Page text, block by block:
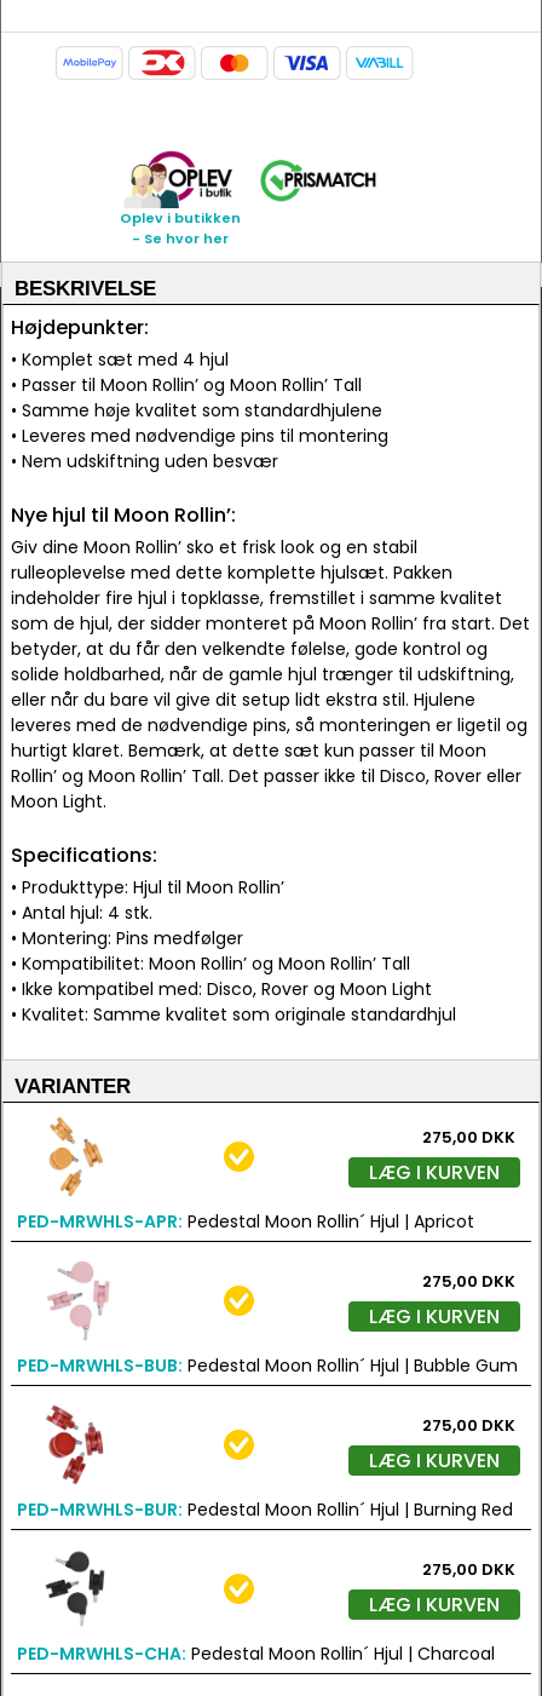
Oplev i butikken
- Se hvor her
BESKRIVELSE
Højdepunkter:
• Komplet sæt med 4 hjul
• Passer til Moon Rollin’ og Moon Rollin’ Tall
• Samme høje kvalitet som standardhjulene
• Leveres med nødvendige pins til montering
• Nem udskiftning uden besvær
Nye hjul til Moon Rollin’:
Giv dine Moon Rollin’ sko et frisk look og en stabil
rulleoplevelse med dette komplette hjulsæt. Pakken
indeholder fire hjul i topklasse, fremstillet i samme kvalitet
som de hjul, der sidder monteret på Moon Rollin’ fra start. Det
betyder, at du får den velkendte følelse, gode kontrol og
solide holdbarhed, når de gamle hjul trænger til udskiftning,
eller når du bare vil give dit setup lidt ekstra stil. Hjulene
leveres med de nødvendige pins, så monteringen er ligetil og
hurtigt klaret. Bemærk, at dette sæt kun passer til Moon
Rollin’ og Moon Rollin’ Tall. Det passer ikke til Disco, Rover eller
Moon Light.
Specifications:
• Produkttype: Hjul til Moon Rollin’
• Antal hjul: 4 stk.
• Montering: Pins medfølger
• Kompatibilitet: Moon Rollin’ og Moon Rollin’ Tall
• Ikke kompatibel med: Disco, Rover og Moon Light
• Kvalitet: Samme kvalitet som originale standardhjul
VARIANTER
275,00 DKK
LÆG I KURVEN
PED-MRWHLS-APR: Pedestal Moon Rollin´ Hjul | Apricot
275,00 DKK
LÆG I KURVEN
PED-MRWHLS-BUB: Pedestal Moon Rollin´ Hjul | Bubble Gum
275,00 DKK
LÆG I KURVEN
PED-MRWHLS-BUR: Pedestal Moon Rollin´ Hjul | Burning Red
275,00 DKK
LÆG I KURVEN
PED-MRWHLS-CHA: Pedestal Moon Rollin´ Hjul | Charcoal